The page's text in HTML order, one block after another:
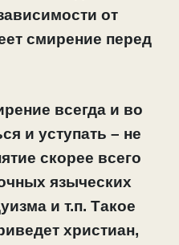
от
смирение перед
всегда и во
и уступать – не
скорее всего
языческих
и т.п. Такое
христиан,